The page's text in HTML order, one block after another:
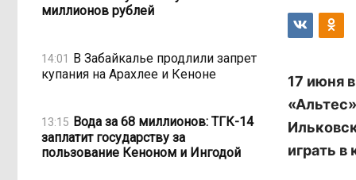
миллионов рублей
14:01 В Забайкалье продлили запрет
купания на Арахлее и Кеноне
13:15 Вода за 68 миллионов: ТГК-14
заплатит государству за
пользование Кеноном и Ингодой
17 июня
играть